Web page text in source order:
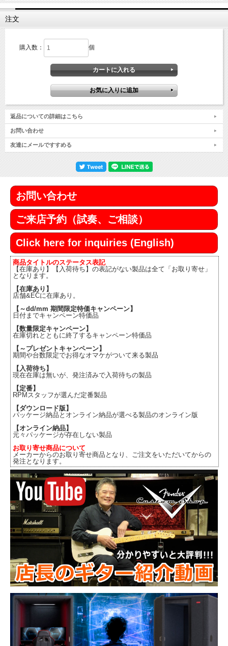
注文
購入数： 個
返品についての詳細はこちら
お問い合わせ
友達にメールですすめる
お問い合わせ
ご来店予約（試奏、ご相談）
Click here for inquiries (English)
商品タイトルのステータス表記
【在庫あり】【入荷待ち】の表記がない製品は全て「お取り寄せ」
となります。
【在庫あり】
店舗&ECに在庫あり。
【～dd/mm 期間限定特価キャンペーン】
日付までキャンペーン特価品
【数量限定キャンペーン】
在庫切れとともに終了するキャンペーン特価品
【～プレゼントキャンペーン】
期間や台数限定でお得なオマケがついて来る製品
【入荷待ち】
現在在庫は無いが、発注済みで入荷待ちの製品
【定番】
RPMスタッフが選んだ定番製品
【ダウンロード版】
パッケージ納品とオンライン納品が選べる製品のオンライン版
【オンライン納品】
元々パッケージが存在しない製品
お取り寄せ商品について
メーカーからのお取り寄せ商品となり、ご注文をいただいてからの
発注となります。